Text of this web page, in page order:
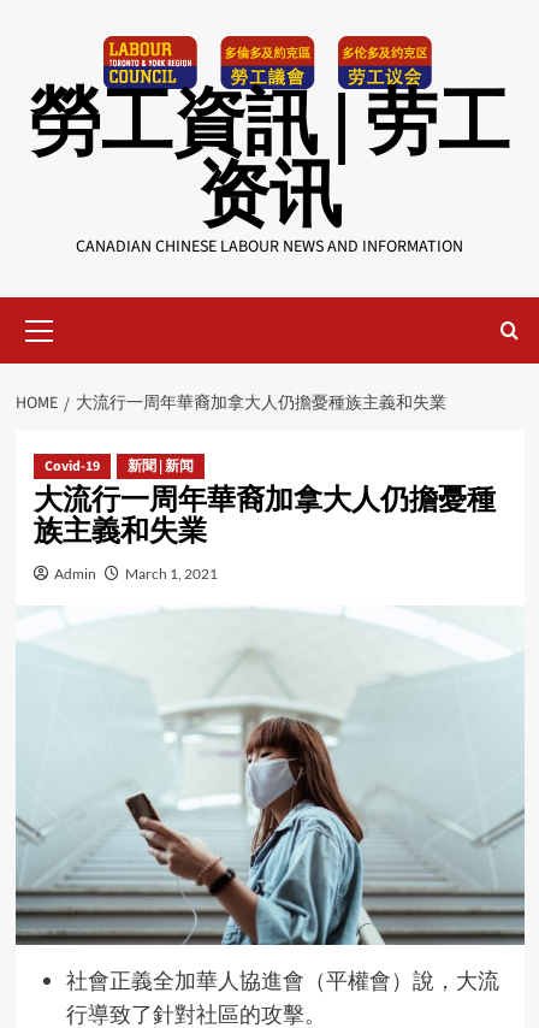
勞工資訊 | 劳工
资讯
CANADIAN CHINESE LABOUR NEWS AND INFORMATION
Menu
HOME 大流行一周年華裔加拿大人仍擔憂種族主義和失業
Covid-19 新聞 | 新闻
大流行一周年華裔加拿大人仍擔憂種
族主義和失業
Admin March 1, 2021
社會正義全加華人協進會（平權會）說，大流
行導致了針對社區的攻擊。